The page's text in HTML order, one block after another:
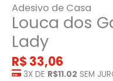
Adesivo de Casa
Louca dos
Lady
R$ 33,06
3X DE R$11.02 SEM